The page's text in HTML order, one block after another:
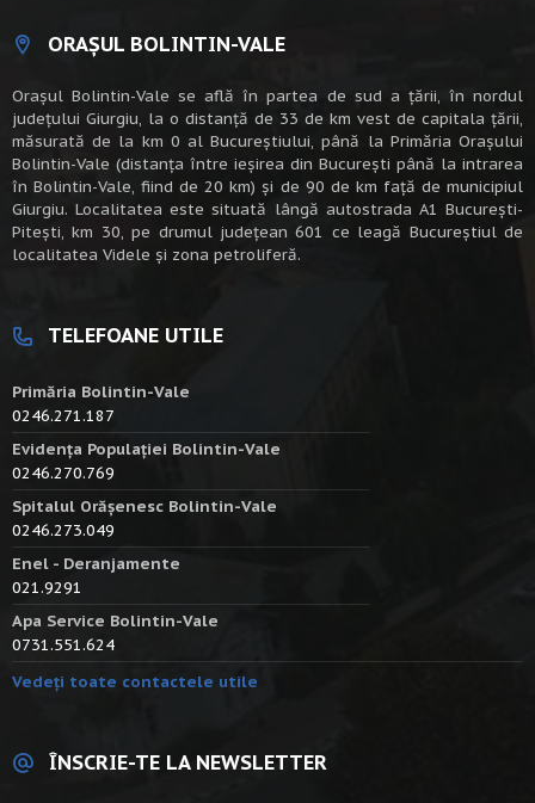
ORAȘUL BOLINTIN-VALE
Oraşul Bolintin-Vale se află în partea de sud a ţării, în nordul
judeţului Giurgiu, la o distanţă de 33 de km vest de capitala țării,
măsurată de la km 0 al Bucureștiului, până la Primăria Orașului
Bolintin-Vale (distanța între ieșirea din București până la intrarea
în Bolintin-Vale, fiind de 20 km) şi de 90 de km faţă de municipiul
Giurgiu. Localitatea este situată lângă autostrada A1 Bucureşti-
Piteşti, km 30, pe drumul judeţean 601 ce leagă Bucureştiul de
localitatea Videle şi zona petroliferă.
TELEFOANE UTILE
Primăria Bolintin-Vale
0246.271.187
Evidența Populației Bolintin-Vale
0246.270.769
Spitalul Orășenesc Bolintin-Vale
0246.273.049
Enel - Deranjamente
021.9291
Apa Service Bolintin-Vale
0731.551.624
Vedeți toate contactele utile
ÎNSCRIE-TE LA NEWSLETTER